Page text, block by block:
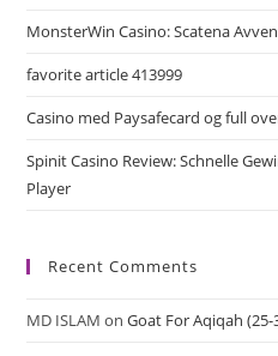
MonsterWin Casino: Scatena
favorite article 413999
Casino med Paysafecard og full
Spinit Casino Review: Schnelle
Player
Recent Comments
MD ISLAM onGoat For Aqiqah (25-